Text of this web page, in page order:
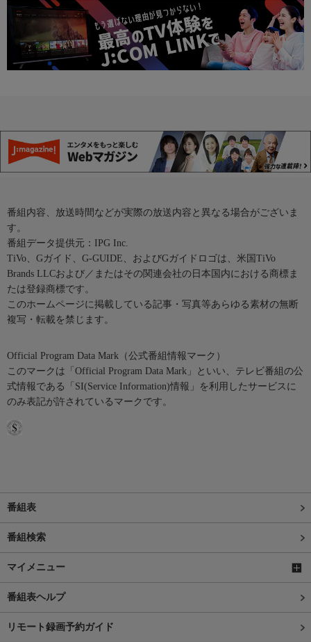
番組内容、放送時間などが実際の放送内容と異なる場合がございま
す。
番組データ提供元：IPG Inc.
TiVo、Gガイド、G-GUIDE、およびGガイドロゴは、米国TiVo
Brands LLCおよび／またはその関連会社の日本国内における商標ま
たは登録商標です。
このホームページに掲載している記事・写真等あらゆる素材の無断
複写・転載を禁じます。
Official Program Data Mark（公式番組情報マーク）
このマークは「Official Program Data Mark」といい、テレビ番組の公
式情報である「SI(Service Information)情報」を利用したサービスに
のみ表記が許されているマークです。
番組表
番組検索
マイメニュー
番組表ヘルプ
リモート録画予約ガイド